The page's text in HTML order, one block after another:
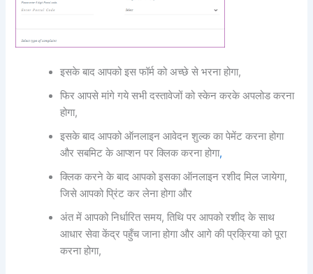
इसके बाद आपको इस फॉर्म को अच्छे से भरना होगा,
फिर आपसे मांगे गये सभी दस्तावेजों को स्केन करके अपलोड करना
होगा,
इसके बाद आपको ऑनलाइन आवेदन शुल्क का पेमेंट करना होगा
और सबमिट के आप्शन पर क्लिक करना होगा,
क्लिक करने के बाद आपको इसका ऑनलाइन रशीद मिल जायेगा,
जिसे आपको प्रिंट कर लेना होगा और
अंत में आपको निर्धारित समय, तिथि पर आपको रशीद के साथ
आधार सेवा केंद्र पहुँच जाना होगा और आगे की प्रक्रिया को पूरा
करना होगा,